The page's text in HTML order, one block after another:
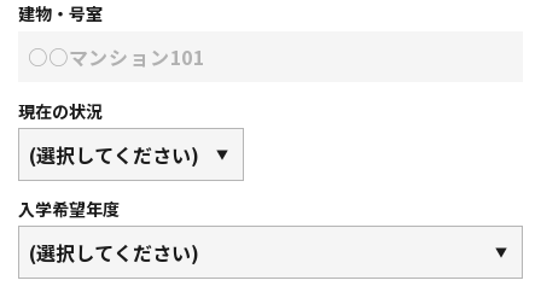
建物・号室
現在の状況
入学希望年度